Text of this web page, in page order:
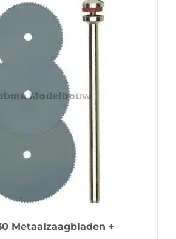
Metaalzaagbladen +